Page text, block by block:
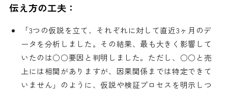
伝え方の工夫：
「3つの仮説を立て、それぞれに対して直近3ヶ月のデ
ータを分析しました。その結果、最も大きく影響して
いたのは○○要因と判明しました。ただし、○○と売
上には相関がありますが、因果関係までは特定できて
いません」のように、仮説や検証プロセスを明示しつ